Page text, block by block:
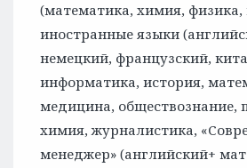
(математика, химия,
иностранные языки
немецкий, французский,
информатика, история,
медицина, обществознание,
химия, журналистика,
менеджер» (английский+